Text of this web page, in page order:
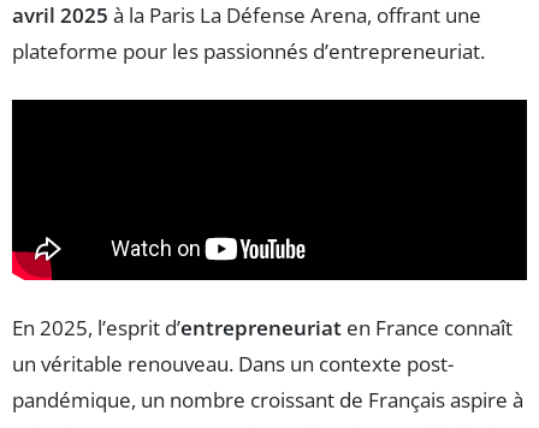
avril 2025 à la Paris La Défense Arena, offrant une
plateforme pour les passionnés d’entrepreneuriat.
En 2025, l’esprit d’entrepreneuriat en France connaît
un véritable renouveau. Dans un contexte post-
pandémique, un nombre croissant de Français aspire à